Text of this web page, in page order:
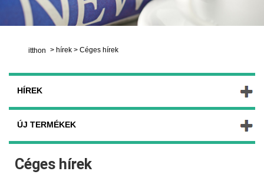
itthon > hírek > Céges hírek
HÍREK
ÚJ TERMÉKEK
Céges hírek